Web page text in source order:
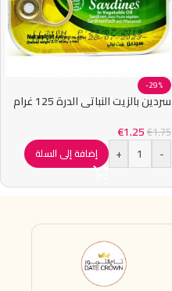
-29%
سردين بالزيت النباتي الدرة 125 غرام
€1.75
€1.25
-
+ إضافة إلى السلة